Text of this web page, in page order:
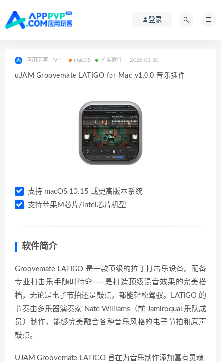
登录
应用玩客-PVP macOS 扩展插件 2026-03-30
uJAM Groovemate LATIGO for Mac v1.0.0 音乐插件
支持 macOS 10.15 或更高版本系统
支持苹果M芯片/intel芯片机型
软件简介
Groovemate LATIGO 是一款顶级的拉丁打击乐设备，配备
专业打击乐手随时待命——是打造顶级混音效果的完美搭
档，无论是电子节拍还是鼓点，都能轻松驾驭。LATIGO 的
节奏由多乐器演奏家 Nate Williams（前 Jamiroquai 乐队成
员）制作，能够完美融合各种音乐风格的电子节拍和原声
鼓点。
UJAM Groovemate LATIGO 旨在为音乐制作添加富有灵魂